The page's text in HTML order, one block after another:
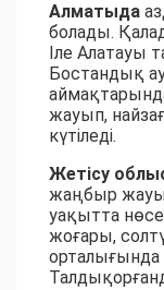
Алматыда
болады.
Іле Алатауы
Бостандық
жауып,
күтіледі.
Жетісу
жаңбыр
уақытта
жоғары,
орталығында